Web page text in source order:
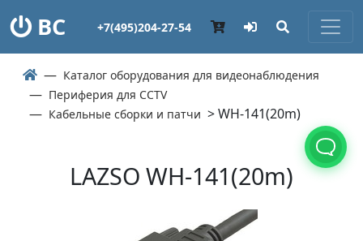
ВС +7(495)204-27-54
Каталог оборудования для видеонаблюдения
Периферия для CCTV
Кабельные сборки и патчи > WH-141(20m)
LAZSO WH-141(20m)